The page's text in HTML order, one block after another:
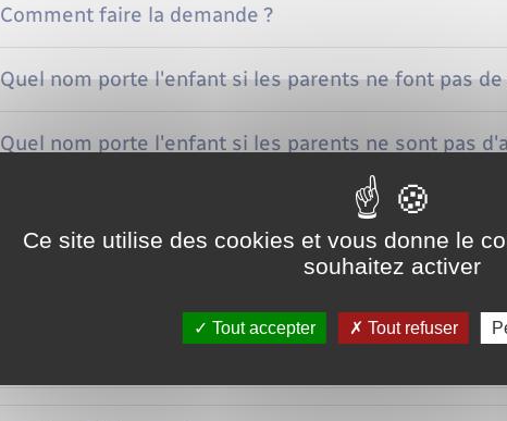
Comment faire la demande ?
Quel nom porte l'enfant si les parents ne font pas de
Quel nom porte l'enfant si les parents ne sont pas
Services en ligne et formulaires
Ce site utilise des cookies et vous donne le
souhaitez activer
Tout accepter Tout refuser